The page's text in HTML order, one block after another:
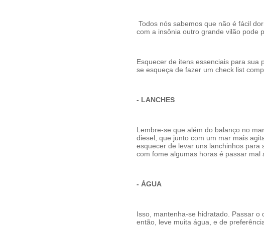
Todos nós sabemos que não é fácil
com a insônia outro grande vilão pode
Esquecer de itens essenciais para sua
se esqueça de fazer um check list
- LANCHES
Lembre-se que além do balanço no
diesel, que junto com um mar mais
esquecer de levar uns lanchinhos
com fome algumas horas é passar mal
- ÁGUA
Isso, mantenha-se hidratado. Passar
então, leve muita água, e de